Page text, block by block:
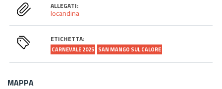
ALLEGATI:
locandina
ETICHETTA:
CARNEVALE 2025 SAN MANGO SUL CALORE
MAPPA